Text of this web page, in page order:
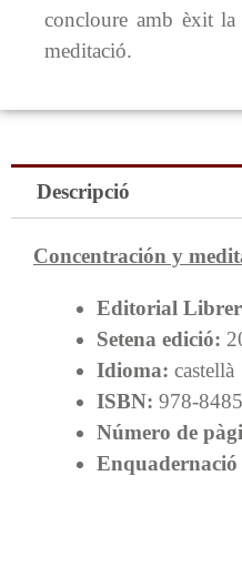
concloure amb èxit la
meditació.
Descripció
Concentración y
Editorial
Setena edició:
Idioma: castellà
ISBN: 978-
Número de